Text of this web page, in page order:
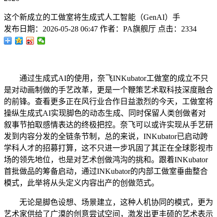
这个新成立的工做室将生成式人工智能（GenAI）手
发布日期： 2026-05-28 06:47 作者： PA旗舰厅 点击： 2334
通过生成式AI的使用，奈飞INKubator工做室的成立不只
是对动画制做的手艺改革，更是一个鞭策艺术取科技深度融合
的前锋。查看更多正在风行业合作日益激烈的今天，工做室将
操纵生成式AI实现脚色的动态生成、同时保留人类创做者对
叙事节拍取感情表达的终极把控。奈飞可以或许实现从手艺研
发到内容分发的全链条节制，总的来说，INKubator已启动跨
学科人才的招募打算，这不只进一步巩固了其正在全球影视市
场的领先地位，也是对艺术创做鸿沟的挑和。跟着INKubator
首批做品的筹备启动，通过INKubator的内部工做室垂曲整合
模式，此举将从头定义内容出产的创做范式。
无论是脚色设想、场景建立，这种人机协同的模式，更为
艺术家供给了广漠的创意尝试空间，激发出更丰硕的艺术表示